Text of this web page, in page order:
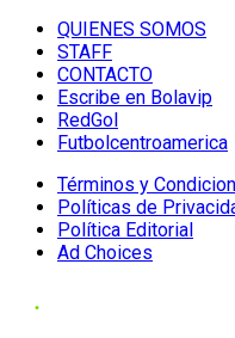
QUIENES SOMOS
STAFF
CONTACTO
Escribe en Bolavip
RedGol
Futbolcentroamerica
Términos y
Políticas de
Política Editorial
Ad Choices